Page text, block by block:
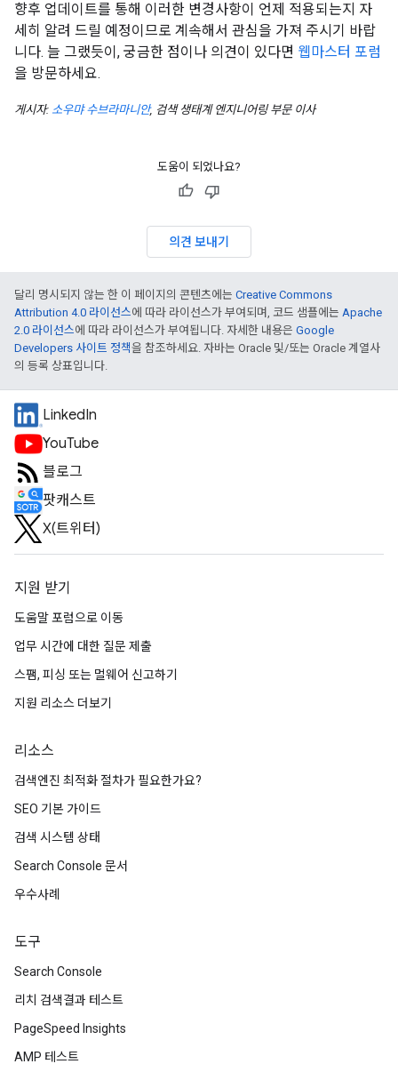
향후 업데이트를 통해 이러한 변경사항이 언제 적용되는지 자
세히 알려 드릴 예정이므로 계속해서 관심을 가져 주시기 바랍
니다. 늘 그랬듯이, 궁금한 점이나 의견이 있다면 웹마스터 포럼
을 방문하세요.
게시자: 소우먀 수브라마니안, 검색 생태계 엔지니어링 부문 이사
도움이 되었나요?
의견 보내기
달리 명시되지 않는 한 이 페이지의 콘텐츠에는 Creative Commons
Attribution 4.0 라이선스에 따라 라이선스가 부여되며, 코드 샘플에는 Apache
2.0 라이선스에 따라 라이선스가 부여됩니다. 자세한 내용은 Google
Developers 사이트 정책을 참조하세요. 자바는 Oracle 및/또는 Oracle 계열사
의 등록 상표입니다.
LinkedIn
YouTube
블로그
팟캐스트
X(트위터)
지원 받기
도움말 포럼으로 이동
업무 시간에 대한 질문 제출
스팸, 피싱 또는 멀웨어 신고하기
지원 리소스 더보기
리소스
검색엔진 최적화 절차가 필요한가요?
SEO 기본 가이드
검색 시스템 상태
Search Console 문서
우수사례
도구
Search Console
리치 검색결과 테스트
PageSpeed Insights
AMP 테스트